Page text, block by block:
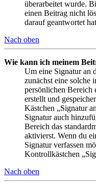
überarbeitet wurde.
einen Beitrag nicht
darauf geantwortet
Nach oben
Wie kann ich meinem
Um eine Signatur an
zunächst eine solche
persönlichen Bereich
erstellt und
Kästchen „Signatur
Signatur auch
Bereich das
aktivierst. Wenn du
Signatur verfassen
Kontrollkästchen
Nach oben